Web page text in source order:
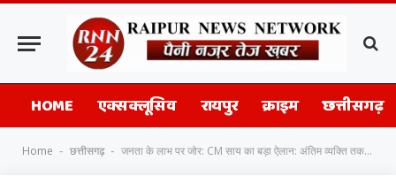
HOME एक्सक्लूसिव रायपुर क्राइम छत्तीसगढ़
Home - छत्तीसगढ़ - जनता के लाभ पर जोर: CM साय का बड़ा ऐलान: अंतिम व्यक्ति तक पहुंचेगा सीधा फायदा! जानें आपको क्या मिलेगा?